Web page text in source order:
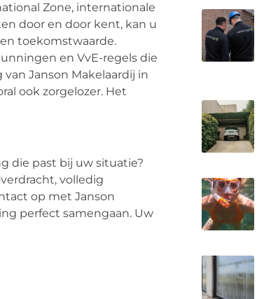
Zone, internationale
door en door kent, kan u
toekomstwaarde.
en VvE-regels die
Janson Makelaardij in
ook zorgelozer. Het
die past bij uw situatie?
volledig
op met Janson
perfect samengaan. Uw